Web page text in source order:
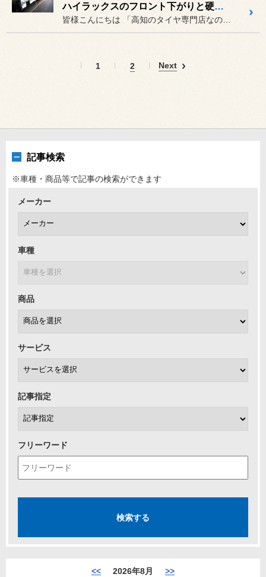
ハイラックスのフロント下がりと硬い乗り心地を解消したいなら、こんなアイテムがオススメですよ！トヨタ HILUX（GUN125) に「JAOSリフトアップキット」の取り付け！
1 2 Next
記事検索
※車種・商品等で記事の検索ができます
メーカー
車種
商品
サービス
記事指定
フリーワード
<< 2026年8月 >>